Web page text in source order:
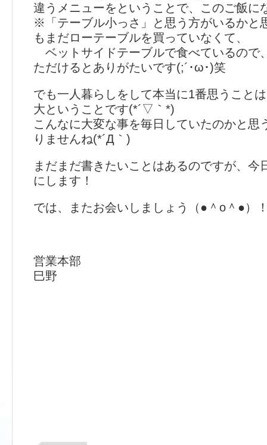
違うメニューをということで、このご飯に
※「テーブル小っさ」と思う方がいるかと
もまだローテーブルを買っていなくて、
ベットサイドテーブルで食べているので
ただけるとありがたいです(;´･ω･)笑
でも一人暮らしをして本当に1番思うこと
大ということです(*´▽｀*)
こんなに大変な事を毎日していたのかと思
りませんね(*´Д｀)
まだまだ書きたいことはあるのですが、今
にします！
では、またお会いしましょう（●＾o＾●）
営業本部
巳野